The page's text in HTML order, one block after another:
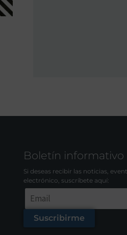
Boletín informativo
Si deseas recibir las noticias,
electrónico, suscríbete aquí:
Suscribirme